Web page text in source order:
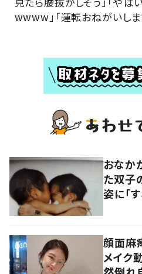
wwww」「運転おねがいしま
おなか
た双子
姿に「
顔面麻
メイク